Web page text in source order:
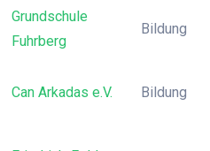
Grundschule
Fuhrberg
Bildung
Can Arkadas e.V. Bildung